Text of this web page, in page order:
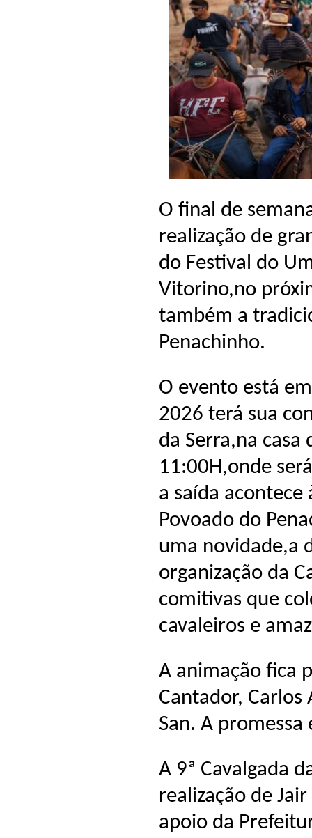
O final de
realização de
do Festival do
Vitorino,no
também a
Penachinho.
O evento está
2026 terá sua
da Serra,na casa
11:00H,onde
a saída acontece
Povoado do
uma novidade,a
organização da
comitivas que
cavaleiros e
A animação fica
Cantador, Carlos
San. A
A 9ª Cavalgada
realização de
apoio da